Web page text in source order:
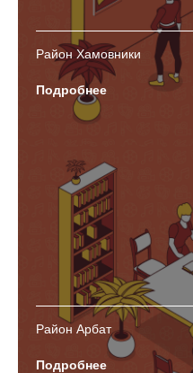
Район Хамовники
Подробнее
Район Арбат
Подробнее